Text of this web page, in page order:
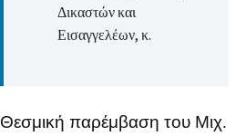
Δικαστών και
Εισαγγελέων, κ.
Θεσμική παρέμβαση του Μιχ.